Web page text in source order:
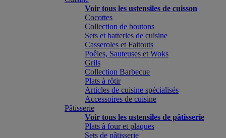
Voir tous les ustensiles de cuisson
Cocottes
Collection de boutons
Sets et batteries de cuisine
Casseroles et Faitouts
Poêles, Sauteuses et Woks
Grils
Collection Barbecue
Plats à rôtir
Articles de cuisine spécialisés
Accessoires de cuisine
Pâtisserie
Voir tous les ustensiles de pâtisserie
Plats à four et plaques
Sets de pâtisserie